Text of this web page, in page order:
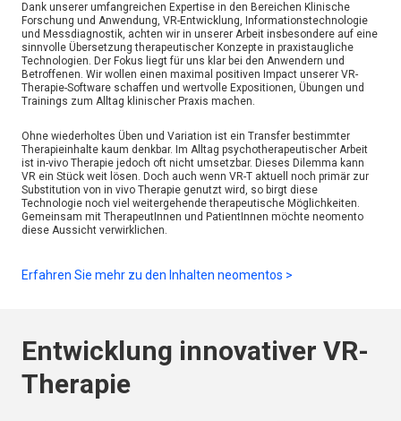
Dank unserer umfangreichen Expertise in den Bereichen Klinische
Forschung und Anwendung, VR-Entwicklung, Informationstechnologie
und Messdiagnostik, achten wir in unserer Arbeit insbesondere auf eine
sinnvolle Übersetzung therapeutischer Konzepte in praxistaugliche
Technologien. Der Fokus liegt für uns klar bei den Anwendern und
Betroffenen. Wir wollen einen maximal positiven Impact unserer VR-
Therapie-Software schaffen und wertvolle Expositionen, Übungen und
Trainings zum Alltag klinischer Praxis machen.
Ohne wiederholtes Üben und Variation ist ein Transfer bestimmter
Therapieinhalte kaum denkbar. Im Alltag psychotherapeutischer Arbeit
ist in-vivo Therapie jedoch oft nicht umsetzbar. Dieses Dilemma kann
VR ein Stück weit lösen. Doch auch wenn VR-T aktuell noch primär zur
Substitution von in vivo Therapie genutzt wird, so birgt diese
Technologie noch viel weitergehende therapeutische Möglichkeiten.
Gemeinsam mit TherapeutInnen und PatientInnen möchte neomento
diese Aussicht verwirklichen.
Erfahren Sie mehr zu den Inhalten neomentos >
Entwicklung innovativer VR-
Therapie